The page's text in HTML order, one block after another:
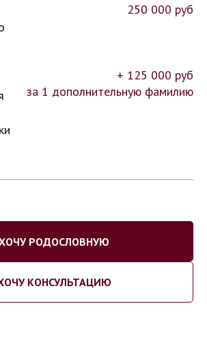
250 000 руб
+ 125 000 руб
за 1 дополнительную фамилию
РОДОСЛОВНУЮ
КОНСУЛЬТАЦИЮ